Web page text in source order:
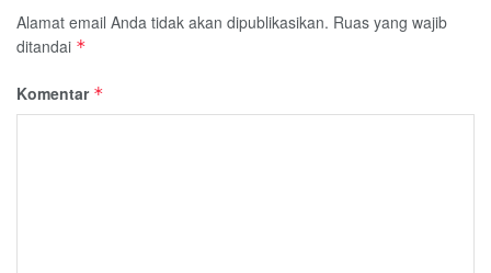
Alamat email Anda tidak akan dipublikasikan. Ruas yang wajib
ditandai *
Komentar *